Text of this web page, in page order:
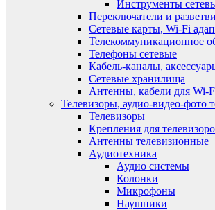
Инструменты
Переключатели и
Сетевые карты, Wi-Fi
Телекоммуникационное
Телефоны сетевые
Кабель-каналы,
Сетевые хранилища
Антенны, кабели для Wi-
Телевизоры, аудио-видео-фото
Телевизоры
Крепления для
Антенны телевизионные
Аудиотехника
Аудио системы
Колонки
Микрофоны
Наушники